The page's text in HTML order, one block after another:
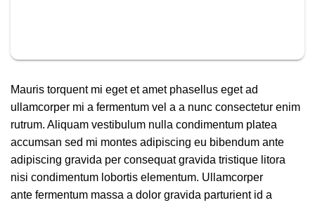
Mauris torquent mi eget et amet phasellus eget ad
ullamcorper mi a fermentum vel a a nunc consectetur enim
rutrum. Aliquam vestibulum nulla condimentum platea
accumsan sed mi montes adipiscing eu bibendum ante
adipiscing gravida per consequat gravida tristique litora
nisi condimentum lobortis elementum. Ullamcorper
ante fermentum massa a dolor gravida parturient id a